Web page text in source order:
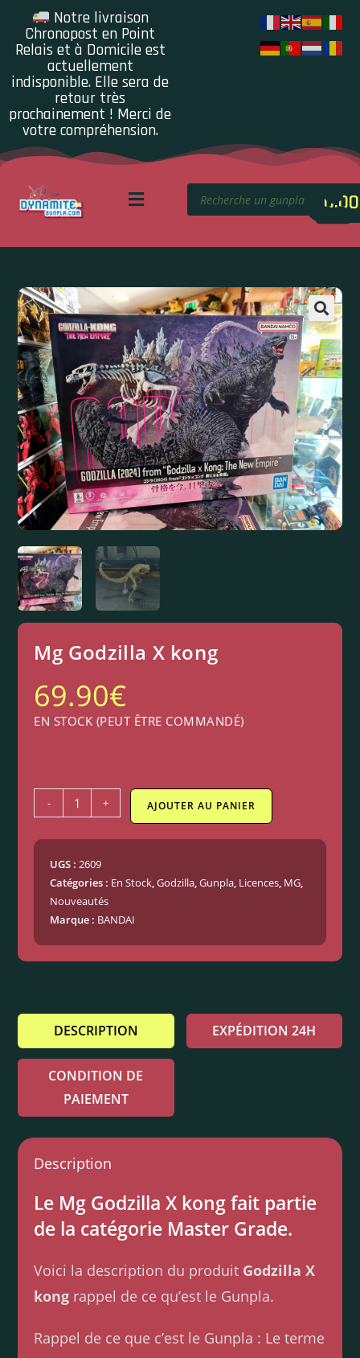
Notre livraison
Chronopost en Point
Relais et à Domicile est
actuellement
indisponible. Elle sera de
retour très
prochainement ! Merci de
votre compréhension.
0.00
Mg Godzilla X kong
69.90€
EN STOCK (PEUT ÊTRE COMMANDÉ)
- + AJOUTER AU PANIER
UGS :2609
Catégories : En Stock,Godzilla,Gunpla, Licences, MG,
Nouveautés
Marque : BANDAI
DESCRIPTION EXPÉDITION 24H
CONDITION DE
PAIEMENT
Description
Le Mg Godzilla X kong fait partie
de la catégorie Master Grade.
Voici la description du produit Godzilla X
kong rappel de ce qu’est le Gunpla.
Rappel de ce que c’est le Gunpla : Le terme